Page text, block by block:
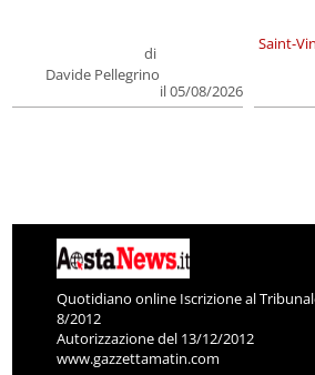
di
Davide Pellegrino
il 05/08/2026
Saint-
Quotidiano online Iscrizione al
8/2012
Autorizzazione del 13/12/2012
www.gazzettamatin.com